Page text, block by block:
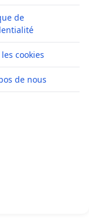
de
cookies
de nous